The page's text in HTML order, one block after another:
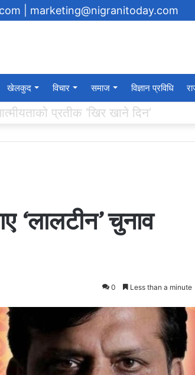
| marketing@nigranitoday.com
खेलकुद विचार समाज विज्ञान प्रविधि
स्थापना गर्ने घोषणा
‘लालटीन’ चुनाव
0 Less than a minute